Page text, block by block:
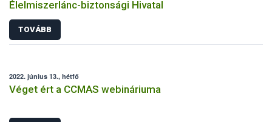
Élelmiszerlánc-biztonsági Hivatal
TOVÁBB
2022. június 13., hétfő
Véget ért a CCMAS webináriuma